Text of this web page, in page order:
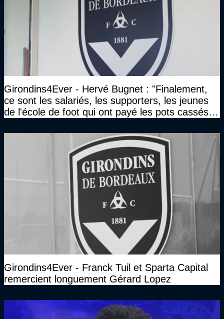
Girondins4Ever - Hervé Bugnet : "Finalement,
ce sont les salariés, les supporters, les jeunes
de l'école de foot qui ont payé les pots cassés
Girondins4Ever - Franck Tuil et Sparta Capital
remercient longuement Gérard Lopez